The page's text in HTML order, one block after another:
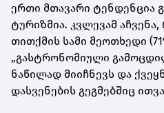
ერთი მთავარი ტენდენცია
ტურიზმია. კვლევამ
თითქმის სამი მეოთხედი
„გასტრონომიული
ნაწილად მიიჩნევს და
დასვენების გეგმებშიც